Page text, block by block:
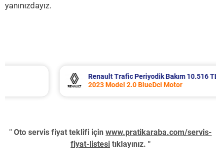
yanınızdayız.
Renault Trafic Periyodik Bakım 10.516 TL
2023 Model 2.0 BlueDci Motor
" Oto servis fiyat teklifi için www.pratikaraba.com/servis-
fiyat-listesi tıklayınız. "